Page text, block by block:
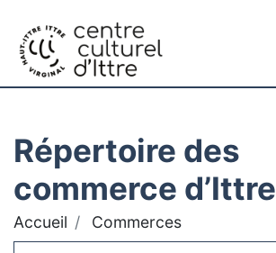
Répertoire des
commerce d’Ittre
Accueil Commerces